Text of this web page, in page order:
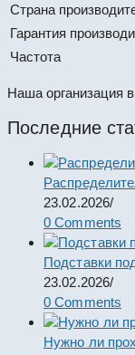
Страна
Гарантия
Частота
Наша организация
Последние
23.02.2026/
0 Comments
Подставки
23.02.2026/
0 Comments
Нужно ли